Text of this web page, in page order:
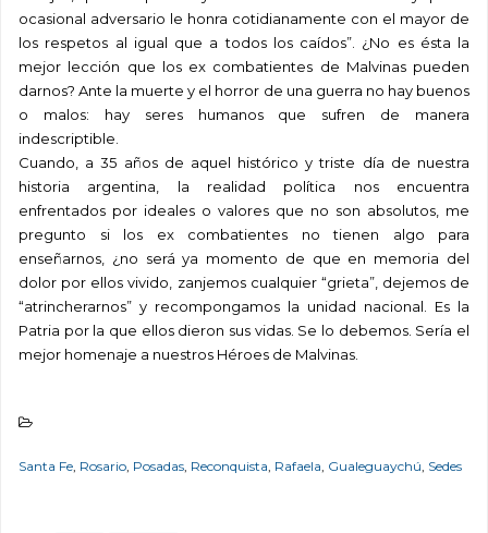
ocasional adversario le honra cotidianamente con el mayor de
los respetos al igual que a todos los caídos”. ¿No es ésta la
mejor lección que los ex combatientes de Malvinas pueden
darnos? Ante la muerte y el horror de una guerra no hay buenos
o malos: hay seres humanos que sufren de manera
indescriptible.
Cuando, a 35 años de aquel histórico y triste día de nuestra
historia argentina, la realidad política nos encuentra
enfrentados por ideales o valores que no son absolutos, me
pregunto si los ex combatientes no tienen algo para
enseñarnos, ¿no será ya momento de que en memoria del
dolor por ellos vivido, zanjemos cualquier “grieta”, dejemos de
“atrincherarnos” y recompongamos la unidad nacional. Es la
Patria por la que ellos dieron sus vidas. Se lo debemos. Sería el
mejor homenaje a nuestros Héroes de Malvinas.
Santa Fe Rosario Posadas Reconquista Rafaela Gualeguaychú Sedes